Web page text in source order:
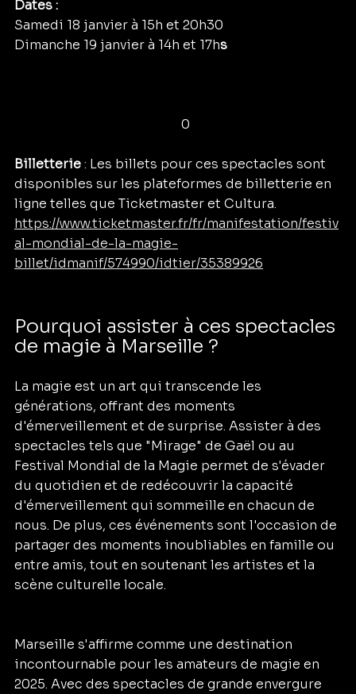
Dates :
Samedi 18 janvier à 15h et 20h30
Dimanche 19 janvier à 14h et 17hs
0
Billetterie : Les billets pour ces spectacles sont
disponibles sur les plateformes de billetterie en
ligne telles que Ticketmaster et Cultura.
https://www.ticketmaster.fr/fr/manifestation/festiv
al-mondial-de-la-magie-
billet/idmanif/574990/idtier/35389926
Pourquoi assister à ces spectacles
de magie à Marseille ?
La magie est un art qui transcende les
générations, offrant des moments
d'émerveillement et de surprise. Assister à des
spectacles tels que "Mirage" de Gaël ou au
Festival Mondial de la Magie permet de s'évader
du quotidien et de redécouvrir la capacité
d'émerveillement qui sommeille en chacun de
nous. De plus, ces événements sont l'occasion de
partager des moments inoubliables en famille ou
entre amis, tout en soutenant les artistes et la
scène culturelle locale.
Marseille s'affirme comme une destination
incontournable pour les amateurs de magie en
2025. Avec des spectacles de grande envergure